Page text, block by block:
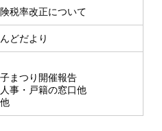
税率改正について
どだより
まつり開催報告
事・戸籍の窓口他